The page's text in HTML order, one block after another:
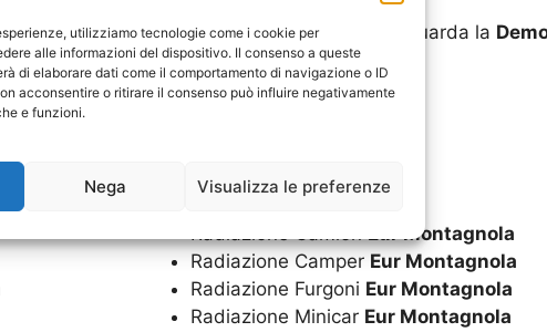
utilizziamo tecnologie come i cookie per
alle informazioni del dispositivo. Il consenso a queste
di elaborare dati come il comportamento di navigazione o ID
acconsentire o ritirare il consenso può influire negativamente
e funzioni.
Nega Visualizza le preferenze
di valutare la situazione per quanto riguarda la
questa struttura.
Radiazione CamionEur Montagnola
Radiazione Camper Eur Montagnola
Radiazione Furgoni Eur Montagnola
Radiazione Minicar Eur Montagnola